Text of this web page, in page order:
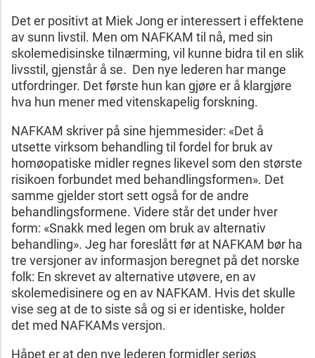
Det er positivt at Miek Jong er interessert i effektene
av sunn livstil. Men om NAFKAM til nå, med sin
skolemedisinske tilnærming, vil kunne bidra til en slik
livsstil, gjenstår å se. Den nye lederen har mange
utfordringer. Det første hun kan gjøre er å klargjøre
hva hun mener med vitenskapelig forskning.
NAFKAM skriver på sine hjemmesider: «Det å
utsette virksom behandling til fordel for bruk av
homøopatiske midler regnes likevel som den største
risikoen forbundet med behandlingsformen». Det
samme gjelder stort sett også for de andre
behandlingsformene. Videre står det under hver
form: «Snakk med legen om bruk av alternativ
behandling». Jeg har foreslått før at NAFKAM bør ha
tre versjoner av informasjon beregnet på det norske
folk: En skrevet av alternative utøvere, en av
skolemedisinere og en av NAFKAM. Hvis det skulle
vise seg at de to siste så og si er identiske, holder
det med NAFKAMs versjon.
Håpet er at den nye lederen formidler seriøs